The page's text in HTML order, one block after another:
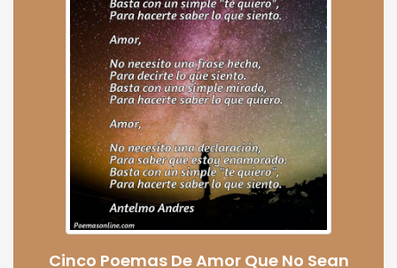
Cinco Poemas De Amor Que No Sean